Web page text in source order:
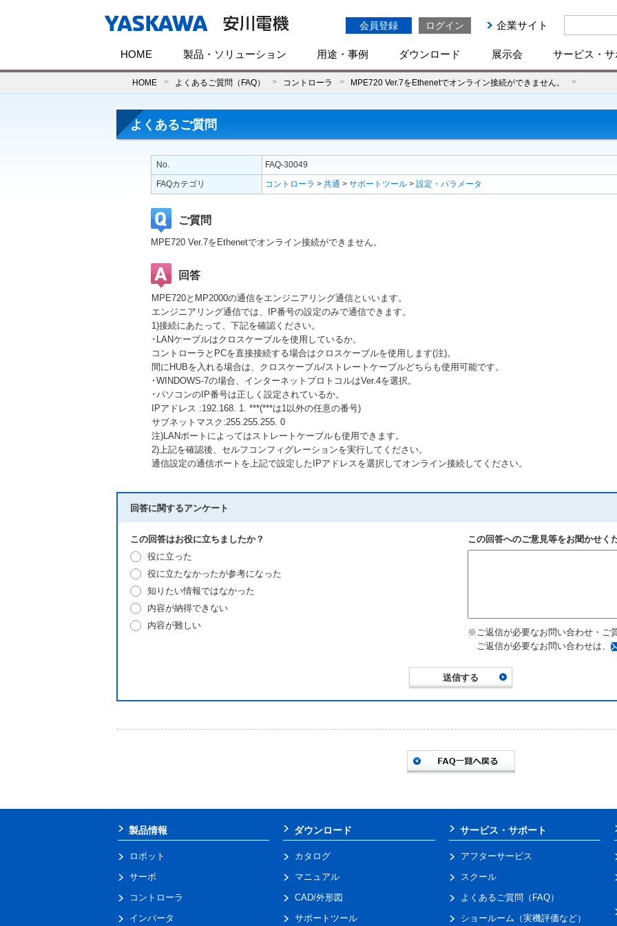
会員登録 ログイン 企業サイト
HOME 製品・ソリューション 用途・事例 ダウンロード 展示会 サービス・
HOME よくあるご質問（FAQ） コントローラ MPE720 Ver.7をEthenetでオンライン接続ができません。
よくあるご質問
No.
FAQ-30049
FAQカテゴリ
コントローラ > 共通 > サポートツール > 設定・パラメータ
ご質問
MPE720 Ver.7をEthenetでオンライン接続ができません。
回答
MPE720とMP2000の通信をエンジニアリング通信といいます。
エンジニアリング通信では、IP番号の設定のみで通信できます。
1)接続にあたって、下記を確認ください。
･LANケーブルはクロスケーブルを使用しているか。
コントローラとPCを直接接続する場合はクロスケーブルを使用します(注)。
間にHUBを入れる場合は、クロスケーブル/ストレートケーブルどちらも使用可能です。
･WINDOWS-7の場合、インターネットプロトコルはVer.4を選択。
･パソコンのIP番号は正しく設定されているか。
IPアドレス :192.168. 1. ***(***は1以外の任意の番号)
サブネットマスク:255.255.255. 0
注)LANポートによってはストレートケーブルも使用できます。
2)上記を確認後、セルフコンフィグレーションを実行してください。
通信設定の通信ポートを上記で設定したIPアドレスを選択してオンライン接続してください。
回答に関するアンケート
この回答はお役に立ちましたか？
役に立った
役に立たなかったが参考になった
知りたい情報ではなかった
内容が納得できない
内容が難しい
この回答へのご意見等をお聞かせく
※ご返信が必要なお問い合わせ・ご
ご返信が必要なお問い合わせは、
製品情報
ロボット
サーボ
コントローラ
インバータ
ダウンロード
カタログ
マニュアル
CAD/外形図
サポートツール
サービス・サポート
アフターサービス
スクール
よくあるご質問（FAQ）
ショールーム（実機評価など）